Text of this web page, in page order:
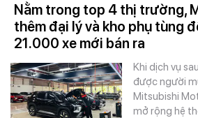
Nằm trong top 4 thị trường,
thêm đại lý và kho phụ tùng
21.000 xe mới bán ra
Khi dịch vụ
được người
Mitsubishi
mở rộng hệ